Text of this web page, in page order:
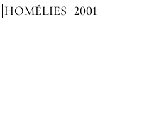
HOMÉLIES 2001